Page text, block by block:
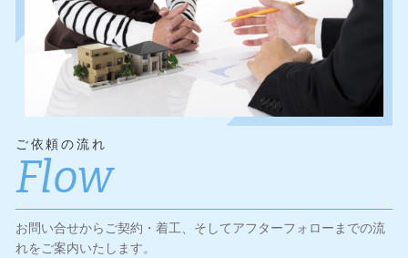
ご依頼の流れ
Flow
お問い合せからご契約・着工、そしてアフターフォローまでの流
れをご案内いたします。